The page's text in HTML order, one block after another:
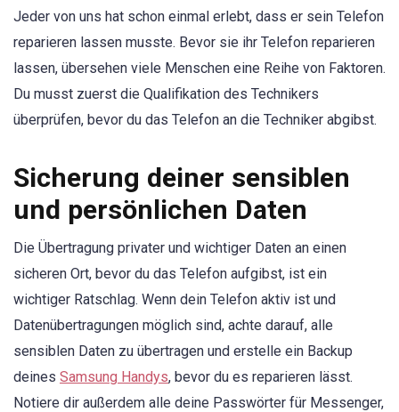
Jeder von uns hat schon einmal erlebt, dass er sein Telefon
reparieren lassen musste. Bevor sie ihr Telefon reparieren
lassen, übersehen viele Menschen eine Reihe von Faktoren.
Du musst zuerst die Qualifikation des Technikers
überprüfen, bevor du das Telefon an die Techniker abgibst.
Sicherung deiner sensiblen
und persönlichen Daten
Die Übertragung privater und wichtiger Daten an einen
sicheren Ort, bevor du das Telefon aufgibst, ist ein
wichtiger Ratschlag. Wenn dein Telefon aktiv ist und
Datenübertragungen möglich sind, achte darauf, alle
sensiblen Daten zu übertragen und erstelle ein Backup
deines Samsung Handys, bevor du es reparieren lässt.
Notiere dir außerdem alle deine Passwörter für Messenger,